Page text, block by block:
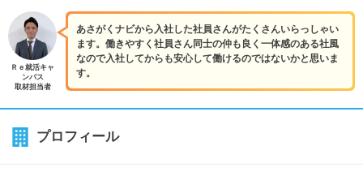
あさがくナビから入社した社員さんがたくさんいらっしゃい
ます。働きやすく社員さん同士の仲も良く一体感のある社風
なので入社してからも安心して働けるのではないかと思いま
す。
Ｒｅ就活キャ
ンパス
取材担当者
プロフィール